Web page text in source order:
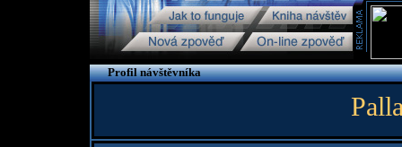
Profil návštěvníka